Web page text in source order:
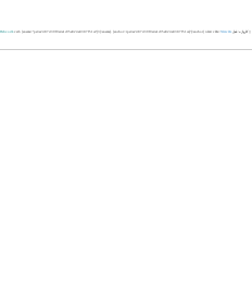
|| کارواژه: فعل Dehxodâverb [aname="pa3a2487d39f9e4a1c95a824a0307f51ca"]3[/aname]. [anchor=rpa3a2487d39f9e4a1c95a824a0307f51ca]^[/anchor] nâm+vâže::Nâmvâže